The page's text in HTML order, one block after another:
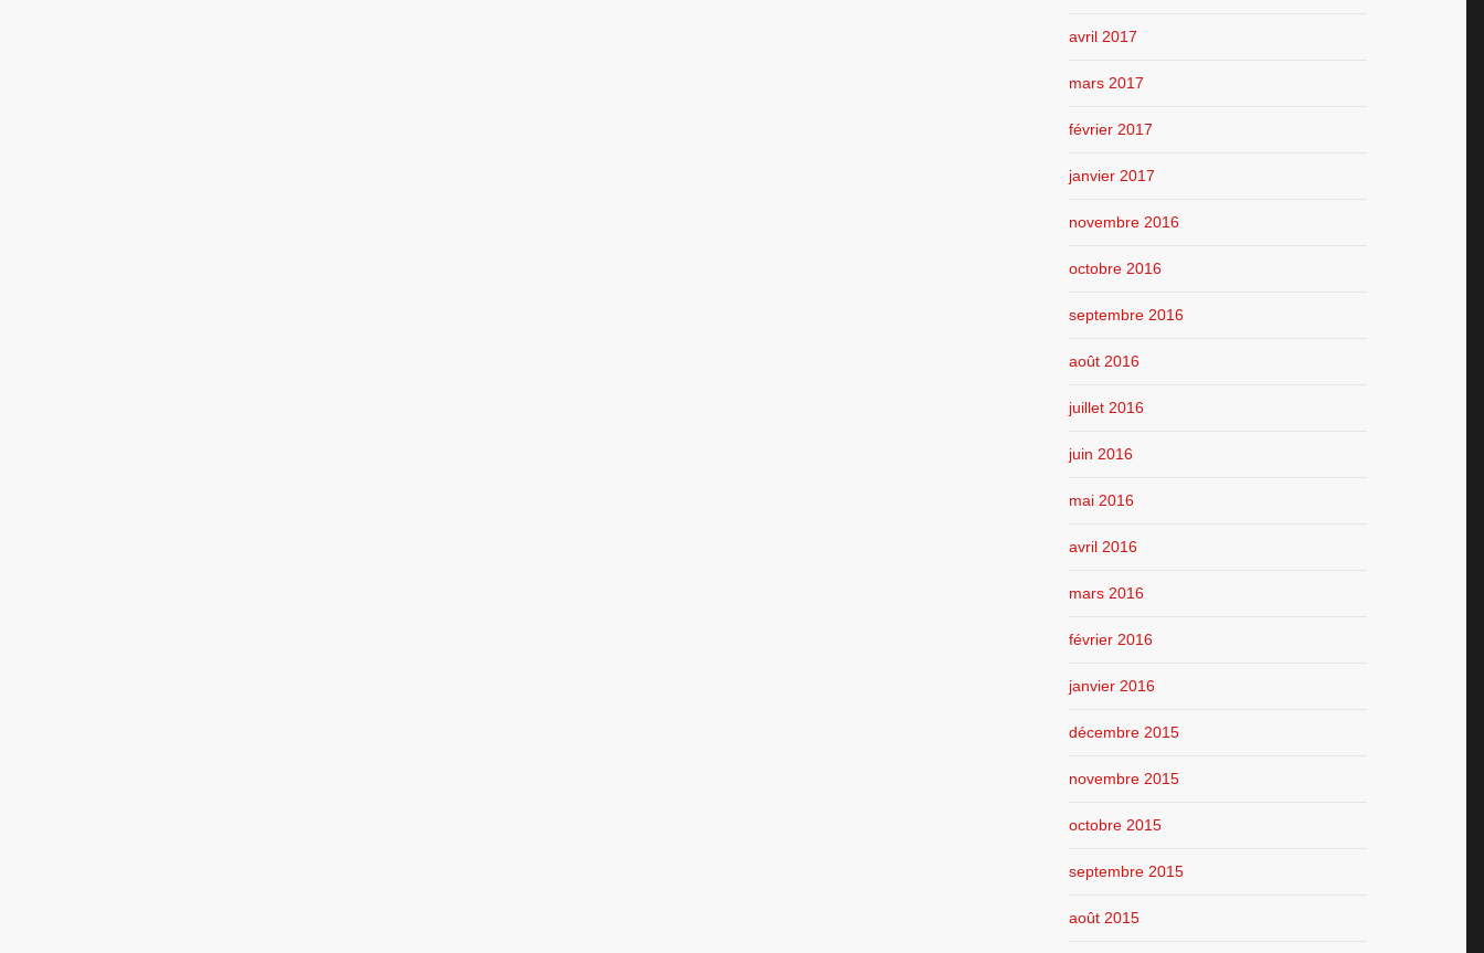
avril 2017
mars 2017
février 2017
janvier 2017
novembre 2016
octobre 2016
septembre 2016
août 2016
juillet 2016
juin 2016
mai 2016
avril 2016
mars 2016
février 2016
janvier 2016
décembre 2015
novembre 2015
octobre 2015
septembre 2015
août 2015